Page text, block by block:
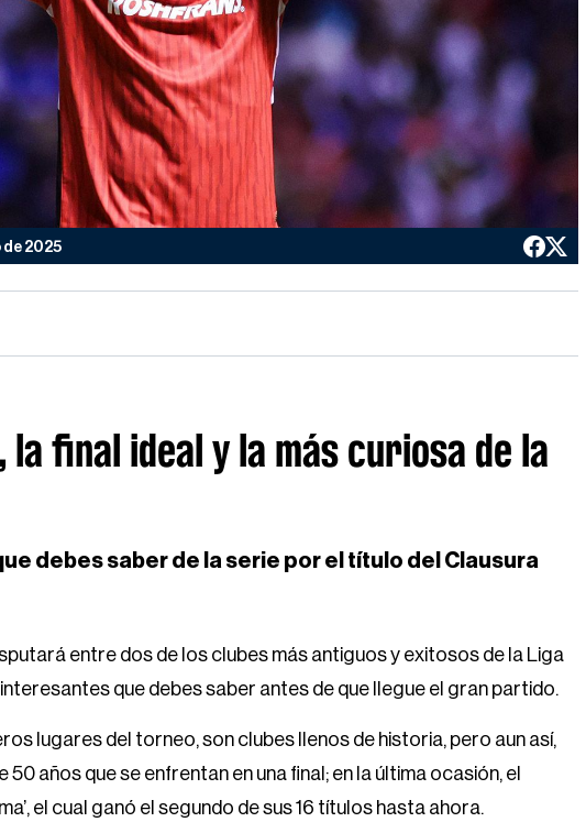
de 2025
la final ideal y la más curiosa de la
debes saber de la serie por el título del Clausura
entre dos de los clubes más antiguos y exitosos de la Liga
que debes saber antes de que llegue el gran partido.
lugares del torneo, son clubes llenos de historia, pero aun así,
50 años que se enfrentan en una final; en la última ocasión, el
el cual ganó el segundo de sus 16 títulos hasta ahora.